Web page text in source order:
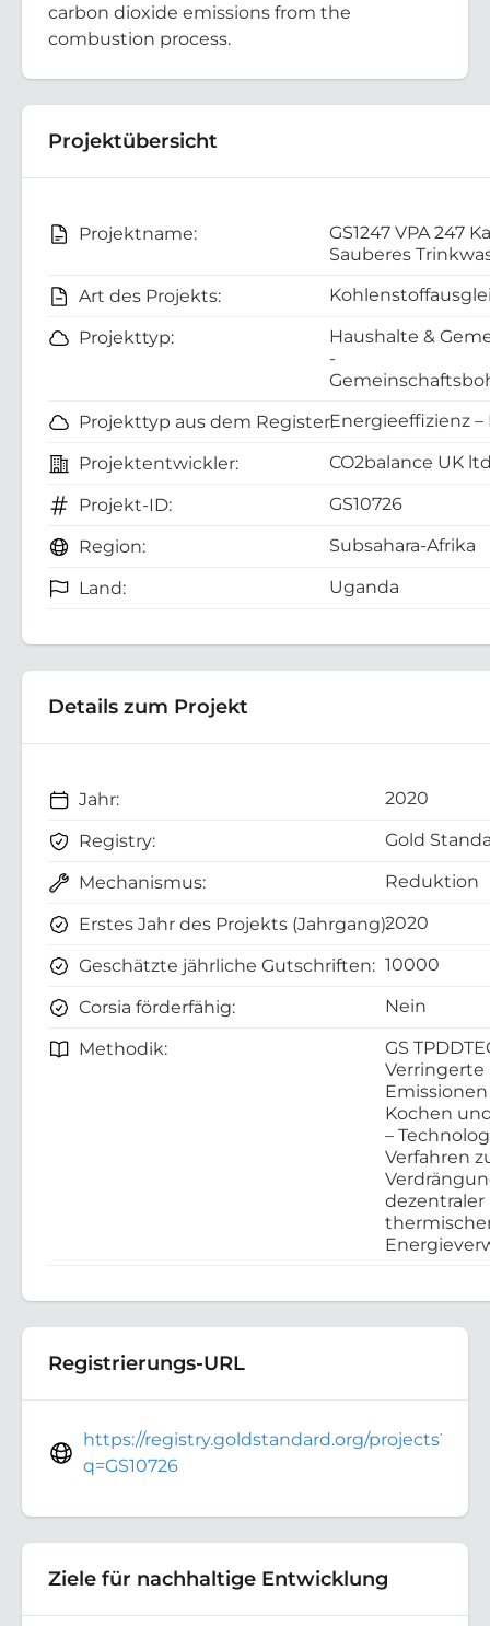
carbon dioxide emissions from the
combustion process.
Projektübersicht
Projektname:
GS1247 VPA 247
Sauberes
Art des Projekts:
Projekttyp:
Haushalte &
-
Projekttyp aus dem Register:Energieeffizienz –
Projektentwickler: CO2balance UK
Projekt-ID: GS10726
Region: Subsahara-Afrika
Land: Uganda
Details zum Projekt
Jahr: 2020
Registry: Gold
Mechanismus: Reduktion
Erstes Jahr des Projekts (Jahrgang):2020
Geschätzte jährliche Gutschriften: 10000
Corsia förderfähig: Nein
Methodik:
GS
Verringerte
Kochen
–
Verfahren
dezentraler
Registrierungs-URL
https://registry.goldstandard.org/projects?
q=GS10726
Ziele für nachhaltige Entwicklung